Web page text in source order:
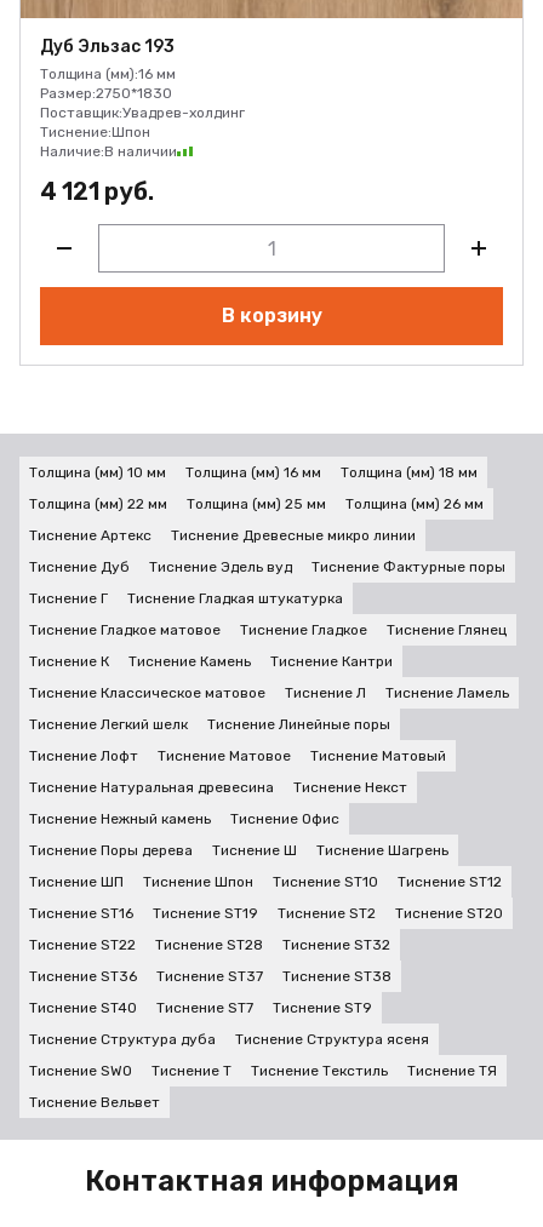
Дуб Эльзас 193
Толщина (мм):16 мм
Размер:2750*1830
Поставщик:Увадрев-холдинг
Тиснение:Шпон
Наличие:В наличии
4 121 руб.
В корзину
Тиснение Артекс
Тиснение Древесные микро линии
Тиснение Дуб
Тиснение Эдель вуд
Тиснение Фактурные поры
Тиснение Г
Тиснение Гладкая штукатурка
Тиснение Гладкое матовое
Тиснение Гладкое
Тиснение Глянец
Тиснение К
Тиснение Камень
Тиснение Кантри
Тиснение Классическое матовое
Тиснение Л
Тиснение Ламель
Тиснение Легкий шелк
Тиснение Линейные поры
Тиснение Лофт
Тиснение Матовое
Тиснение Матовый
Тиснение Натуральная древесина
Тиснение Некст
Тиснение Нежный камень
Тиснение Офис
Тиснение Поры дерева
Тиснение Ш
Тиснение Шагрень
Тиснение ШП
Тиснение Шпон Тиснение ST10
Тиснение ST12
Тиснение ST16
Тиснение ST19 Тиснение ST2
Тиснение ST20
Тиснение ST22
Тиснение ST28
Тиснение ST32
Тиснение ST36
Тиснение ST37
Тиснение ST38
Тиснение ST40
Тиснение ST7
Тиснение ST9
Тиснение Структура дуба
Тиснение Структура ясеня
Тиснение SWO
Тиснение Т Тиснение Текстиль
Тиснение ТЯ
Тиснение Вельвет
Толщина (мм) 10 мм Толщина (мм) 16 мм
Толщина (мм) 18 мм
Толщина (мм) 22 мм
Толщина (мм) 25 мм Толщина (мм) 26 мм
Контактная информация